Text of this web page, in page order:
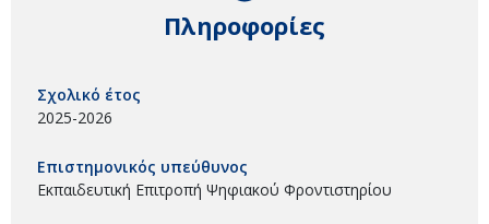
Πληροφορίες
Σχολικό έτος
2025-2026
Επιστημονικός υπεύθυνος
Εκπαιδευτική Επιτροπή Ψηφιακού Φροντιστηρίου